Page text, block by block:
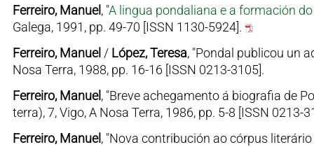
Ferreiro, Manuel, "A lingua pondaliana e a formación
Galega, 1991, pp. 49-70 [ISSN 1130-5924].
Ferreiro, Manuel / López, Teresa, "Pondal publicou un
Nosa Terra, 1988, pp. 16-16 [ISSN 0213-3105].
Ferreiro, Manuel, "Breve achegamento á biografia de
terra), 7, Vigo, A Nosa Terra, 1986, pp. 5-8 [ISSN 0213-
Ferreiro, Manuel, "Nova contribución ao córpus